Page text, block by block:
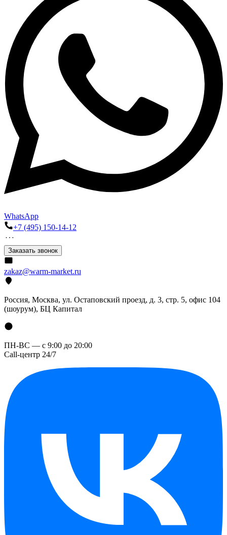
WhatsApp
+7 (495) 150-14-12
Заказать звонок
zakaz@warm-market.ru
Россия, Москва, ул. Остаповский проезд, д. 3, стр. 5, офис 104
(шоурум), БЦ Капитал
ПН-ВС — с 9:00 до 20:00
Call-центр 24/7